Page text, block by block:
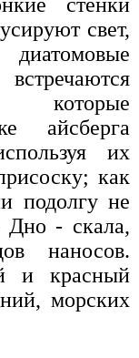
стенки
свет,
которые
айсберга
их
как
подолгу не
Дно - скала,
наносов.
и красный
морских